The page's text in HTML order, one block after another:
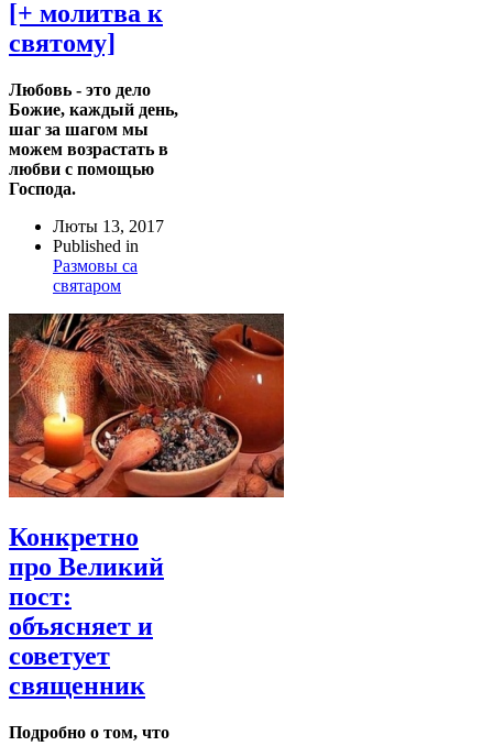
[+ молитва к
святому]
Любовь - это дело
Божие, каждый день,
шаг за шагом мы
можем возрастать в
любви с помощью
Господа.
Люты 13, 2017
Published in
Размовы са
святаром
Конкретно
про Великий
пост:
объясняет и
советует
священник
Подробно о том, что